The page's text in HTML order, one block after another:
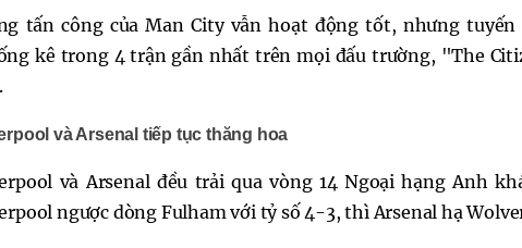
tấn công của Man City vẫn hoạt động tốt, nhưng
kê trong 4 trận gần nhất trên mọi đấu trường, "The
và Arsenal tiếp tục thăng hoa
và Arsenal đều trải qua vòng 14 Ngoại hạng Anh
ngược dòng Fulham với tỷ số 4-3, thì Arsenal hạ